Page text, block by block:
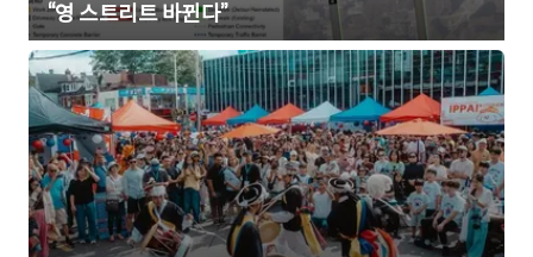
“영 스트리트 바뀐다”